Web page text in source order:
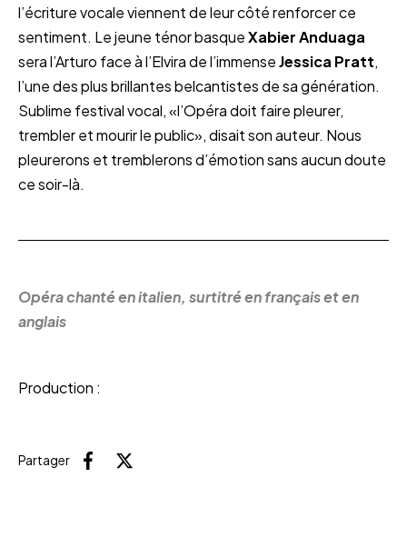
l’écriture vocale viennent de leur côté renforcer ce
sentiment. Le jeune ténor basqueXabier Anduaga
sera l’Arturo face à l’Elvira de l’immenseJessica Pratt,
l’une des plus brillantes belcantistes de sa génération.
Sublime festival vocal, «l’Opéra doit faire pleurer,
trembler et mourir le public», disait son auteur. Nous
pleurerons et tremblerons d’émotion sans aucun doute
ce soir-là.
Opéra chanté en italien, surtitré en français et en
anglais
Production :
Partager FacebookX (Twitter)